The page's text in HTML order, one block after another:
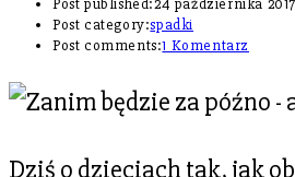
Post published:24 października 2017
Post category:spadki
Post comments:1 Komentarz
Dziś o dzieciach tak, jak